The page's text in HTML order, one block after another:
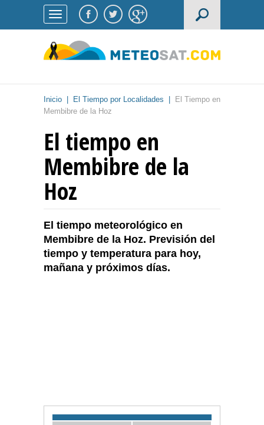
Inicio El Tiempo por Localidades
El Tiempo en
Membibre de la Hoz
El tiempo en
Membibre de la
Hoz
El tiempo meteorológico en
Membibre de la Hoz. Previsión del
tiempo y temperatura para hoy,
mañana y próximos días.